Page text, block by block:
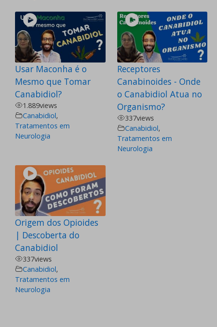
Usar Maconha é o
Mesmo que Tomar
Canabidiol?
1.889views
Canabidiol,
Tratamentos em
Neurologia
Receptores
Canabinoides - Onde
o Canabidiol Atua no
Organismo?
337views
Canabidiol,
Tratamentos em
Neurologia
Origem dos Opioides
| Descoberta do
Canabidiol
337views
Canabidiol,
Tratamentos em
Neurologia